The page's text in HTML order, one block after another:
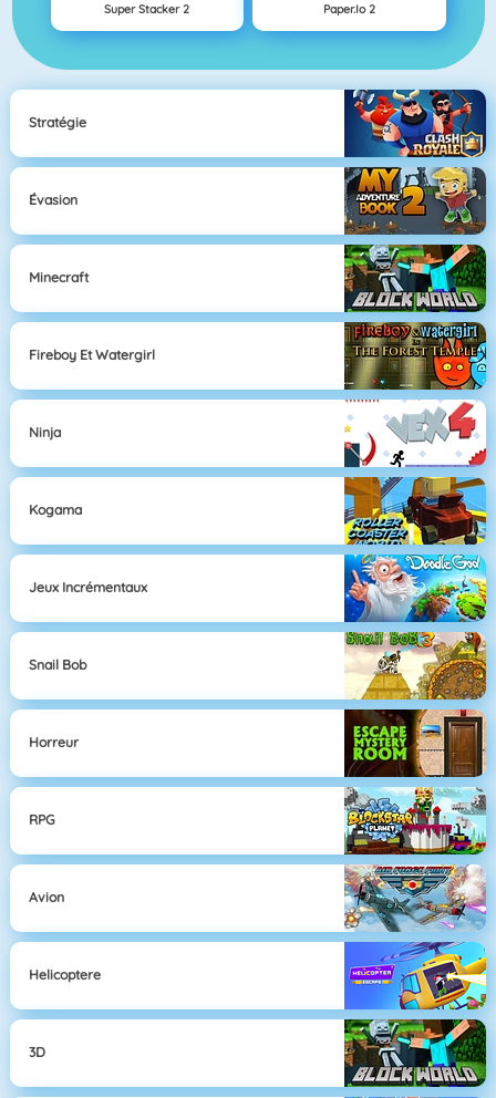
Super Stacker 2 Paper.io 2
Stratégie
Évasion
Minecraft
Fireboy Et Watergirl
Ninja
Kogama
Jeux Incrémentaux
Snail Bob
Horreur
RPG
Avion
Helicoptere
3D